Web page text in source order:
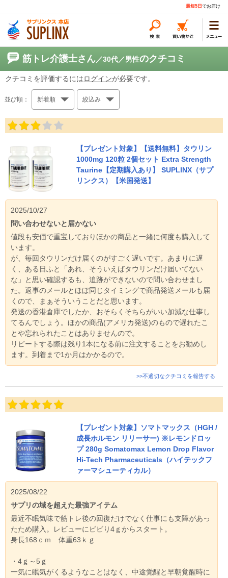
最短5日 でお届け
筋トレ介護士さん／30代／男性のクチコミ
クチコミを評価するにはログインが必要です。
並び順： 新着順 絞込み
【プレゼント対象】【送料無料】タウリン
1000mg 120粒 2個セット Extra Strength
Taurine【定期購入あり】 SUPLINX（サプ
リンクス）【米国発送】
2025/10/27
問い合わせないと届かない
値段も安価で重宝しておりほかの商品と一緒に何度も購入して
います。
が、毎回タウリンだけ届くのがすごく遅いです。あまりに遅
く、ある日ふと「あれ、そういえばタウリンだけ届いてない
な」と思い確認するも、追跡ができないので問い合わせまし
た。返事のメールとほぼ同じタイミングで商品発送メールも届
くので、まぁそういうことだと思います。
発送の香港倉庫でしたか、おそらくそちらがいい加減な仕事し
てるんでしょう。ほかの商品(アメリカ発送)のもので遅れたこ
とや忘れられたことはありませんので。
リピートする際は残り1本になる前に注文することをお勧めし
ます。到着まで1か月はかかるので。
>>不適切なクチコミを報告する
【プレゼント対象】ソマトマックス（HGH /
成長ホルモン リリーサー) ※レモンドロッ
プ 280g Somatomax Lemon Drop Flavor
Hi-Tech Pharmaceuticals（ハイテックフ
ァーマシューティカル）
2025/08/22
サプリの域を超えた最強アイテム
最近不眠気味で筋トレ後の回復だけでなく仕事にも支障があっ
たため購入。レビューにビビり4ｇからスタート。
身長168ｃｍ 体重63ｋｇ
・4ｇ～5ｇ
一気に眠気がくるようなことはなく、中途覚醒と早朝覚醒時に